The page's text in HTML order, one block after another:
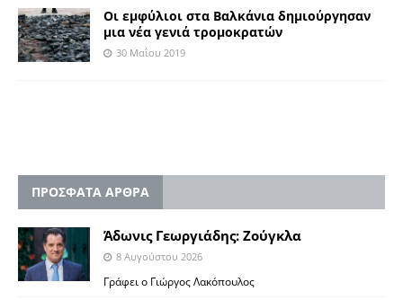
Oι εμφύλιοι στα Βαλκάνια δημιούργησαν
μια νέα γενιά τρομοκρατών
30 Μαΐου 2019
ΠΡΟΣΦΑΤΑ ΑΡΘΡΑ
Άδωνις Γεωργιάδης: Ζούγκλα
8 Αυγούστου 2026
Γράφει ο Γιώργος Λακόπουλος